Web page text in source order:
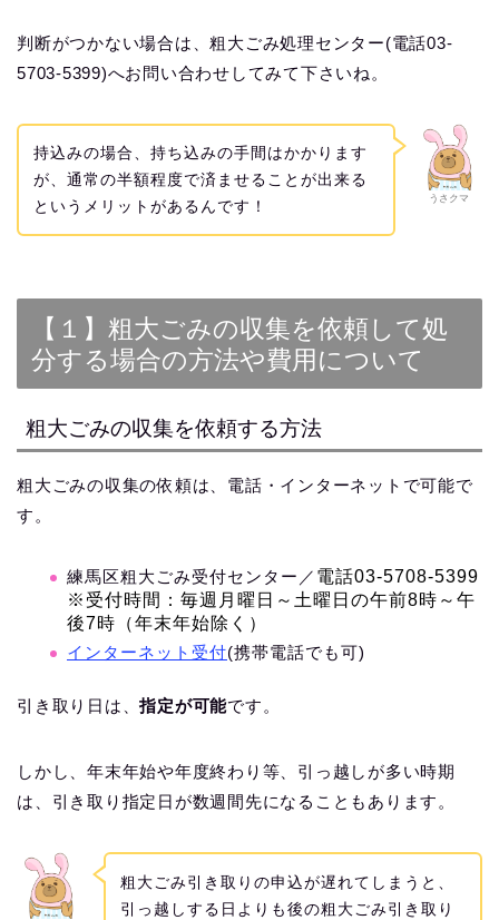
判断がつかない場合は、粗大ごみ処理センター(電話03-
5703-5399)へお問い合わせしてみて下さいね。
うさクマ
持込みの場合、持ち込みの手間はかかります
が、通常の半額程度で済ませることが出来る
というメリットがあるんです！
【１】粗大ごみの収集を依頼して処
分する場合の方法や費用について
粗大ごみの収集を依頼する方法
粗大ごみの収集の依頼は、電話・インターネットで可能で
す。
練馬区粗大ごみ受付センター／ 電話03‐5708‐5399
※ 受付時間：毎週月曜日～土曜日の午前8時～午
後7時（年末年始除く）
インターネット受付(携帯電話でも可)
引き取り日は、指定が可能です。
しかし、年末年始や年度終わり等、引っ越しが多い時期
は、引き取り指定日が数週間先になることもあります。
粗大ごみ引き取りの申込が遅れてしまうと、
引っ越しする日よりも後の粗大ごみ引き取り